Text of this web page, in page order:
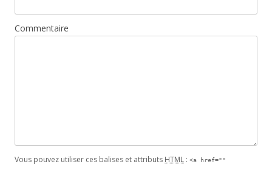
Commentaire
Vous pouvez utiliser ces balises et attributs HTML : <a href=""